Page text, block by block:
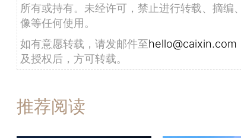
所有或持有。未经许可，禁止进行转载、摘编
像等任何使用。
如有意愿转载，请发邮件至hello@caixin.com
及授权后，方可转载。
推荐阅读